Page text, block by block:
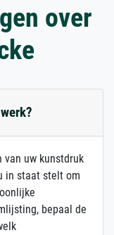
over
uw kunstdruk
in staat stelt om
bepaal de